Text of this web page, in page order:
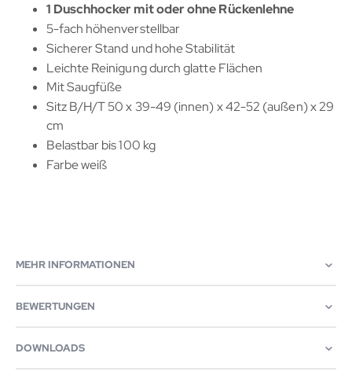
1 Duschhocker mit oder ohne Rückenlehne
5-fach höhenverstellbar
Sicherer Stand und hohe Stabilität
Leichte Reinigung durch glatte Flächen
Mit Saugfüße
Sitz B/H/T 50 x 39-49 (innen) x 42-52 (außen) x 29
cm
Belastbar bis 100 kg
Farbe weiß
MEHR INFORMATIONEN
BEWERTUNGEN
DOWNLOADS